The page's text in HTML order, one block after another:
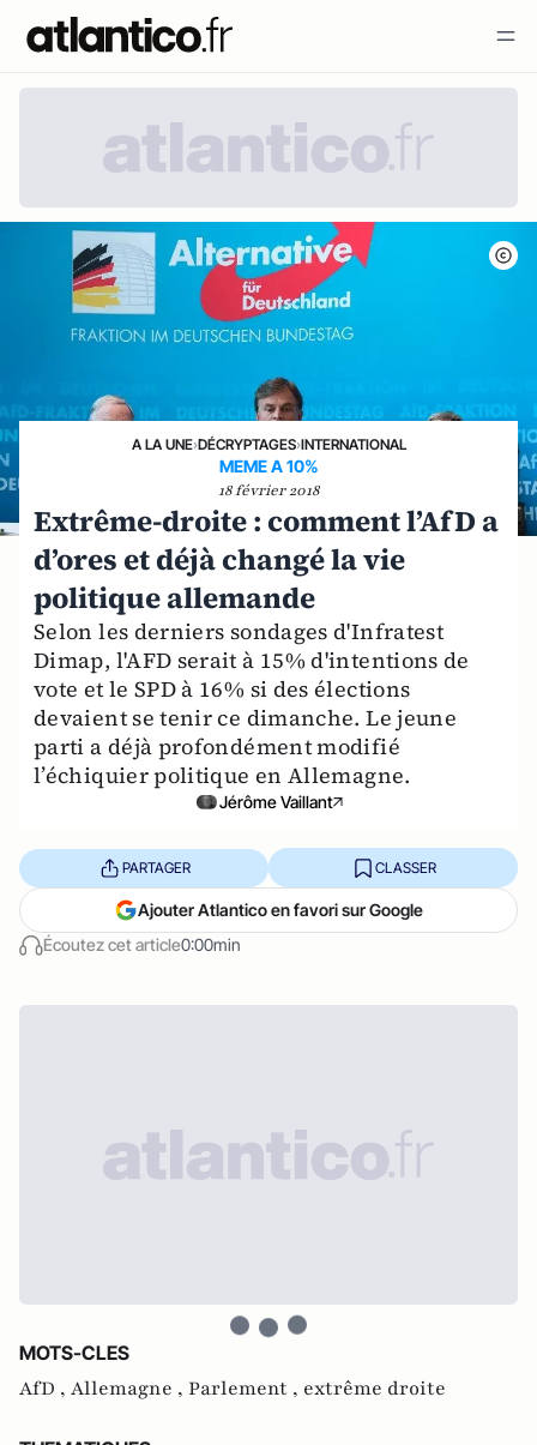
A LA UNE›DÉCRYPTAGES›INTERNATIONAL
MEME A 10%
18 février 2018
Extrême-droite : comment l’AfD a
d’ores et déjà changé la vie
politique allemande
Selon les derniers sondages d'Infratest
Dimap, l'AFD serait à 15% d'intentions de
vote et le SPD à 16% si des élections
devaient se tenir ce dimanche. Le jeune
parti a déjà profondément modifié
l’échiquier politique en Allemagne.
Jérôme Vaillant
Écoutez cet article0:00min
PARTAGER CLASSER
Ajouter Atlantico en favori sur Google
MOTS-CLES
AfD , Allemagne , Parlement , extrême droite